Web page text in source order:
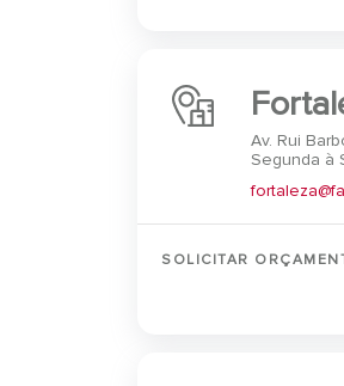
Av. Rui
Segunda à
SOLICITAR